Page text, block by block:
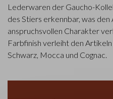
Lederwaren der Gaucho-
des Stiers erkennbar, was
anspruchsvollen Charakter
Farbfinish verleiht den
Schwarz, Mocca und Cognac.